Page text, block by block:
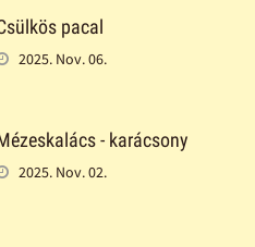
pacal
2025. Nov. 06.
- karácsony
2025. Nov. 02.